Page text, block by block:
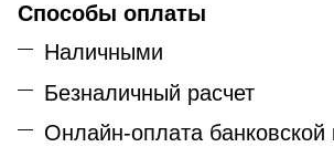
Способы оплаты
Наличными
Безналичный расчет
Онлайн-оплата банковской